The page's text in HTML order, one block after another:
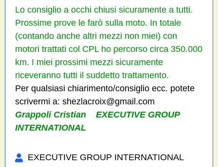
Lo consiglio a occhi chiusi sicuramente a tutti.
Prossime prove le farò sulla moto. In totale
(contando anche altri mezzi non miei) con
motori trattati col CPL ho percorso circa 350.000
km. I miei prossimi mezzi sicuramente
riceveranno tutti il suddetto trattamento.
Per qualsiasi chiarimento/consiglio ecc. potete
scrivermi a: shezlacroix@gmail.com
Grappoli Cristian EXECUTIVE GROUP
INTERNATIONAL
EXECUTIVE GROUP INTERNATIONAL